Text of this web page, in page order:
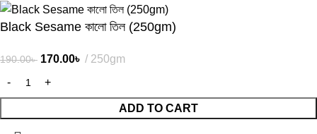
Black Sesame কালো তিল (250gm)
190.00৳ 170.00৳ 250gm
ADD TO CART